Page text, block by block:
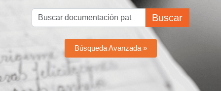
Buscar
Búsqueda Avanzada »